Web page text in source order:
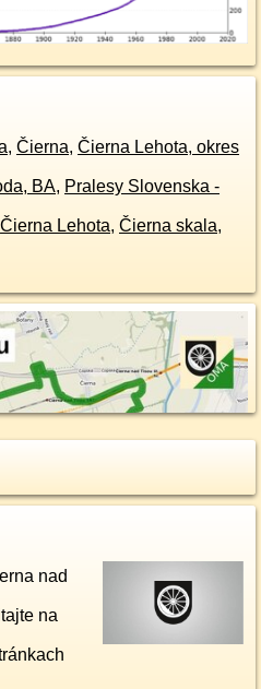
, Čierna, Čierna Lehota, okres
BA, Pralesy Slovenska -
Čierna Lehota, Čierna skala,
na